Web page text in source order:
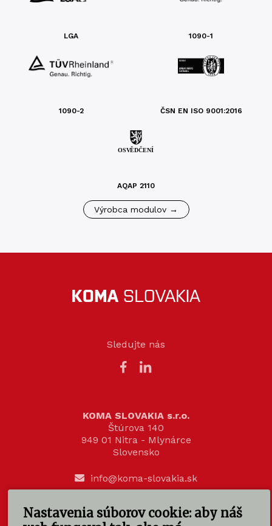
Nastavenia súborov cookie: aby náš
LGA 1090-1
1090-2 ČSN EN ISO 9001:2016
AQAP 2110
Výrobca modulov →
Sledujte nás
KOMA SLOVAKIA s.r.o.
Štúrova 140
949 01 Nitra - Mlynárce
Slovensko
info@koma-slovakia.sk